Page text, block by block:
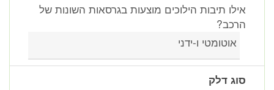
אילו תיבות הילוכים מוצעות בגרסאות השונות של
הרכב?
אוטומטי ו-ידני
סוג דלק